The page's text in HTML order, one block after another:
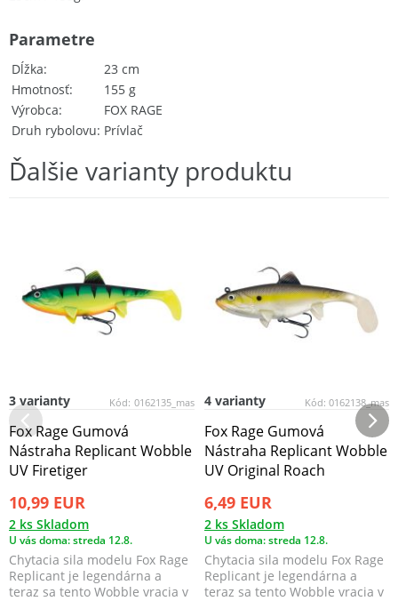
Dĺžka
23 cm
Hmotnosť
155 g
Výrobca
FOX RAGE
Druh rybolovu Prívlač
Parametre
Ďalšie varianty produktu
Kód: 0162135_mas
3 varianty
Fox Rage Gumová
Nástraha Replicant Wobble
UV Firetiger
10,99 EUR
2 ks Skladom
U vás doma: streda 12.8.
Chytacia sila modelu Fox Rage
Replicant je legendárna a
teraz sa tento Wobble vracia v
Kód: 0162138_mas
4 varianty
Fox Rage Gumová
Nástraha Replicant Wobble
UV Original Roach
6,49 EUR
2 ks Skladom
U vás doma: streda 12.8.
Chytacia sila modelu Fox Rage
Replicant je legendárna a
teraz sa tento Wobble vracia v